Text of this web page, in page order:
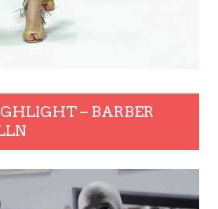
– BARBER